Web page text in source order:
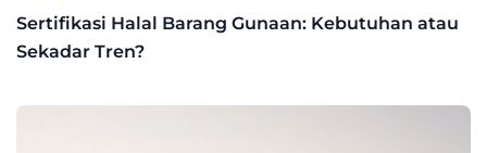
Sertifikasi Halal Barang Gunaan: Kebutuhan atau
Sekadar Tren?